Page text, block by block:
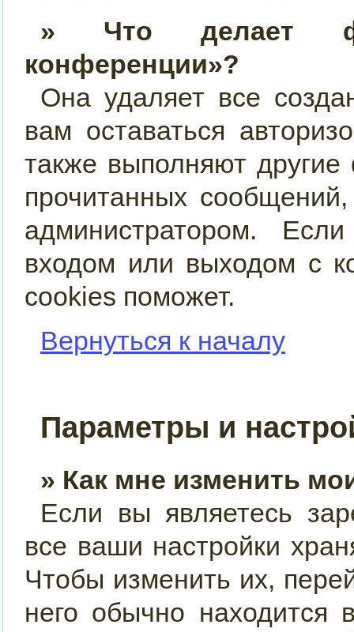
» Что делает
конференции»?
Она удаляет все
вам оставаться
также выполняют другие
прочитанных
администратором.
входом или выходом с
cookies поможет.
Вернуться к началу
Параметры и
» Как мне изменить
Если вы являетесь
все ваши настройки
Чтобы изменить их,
него обычно